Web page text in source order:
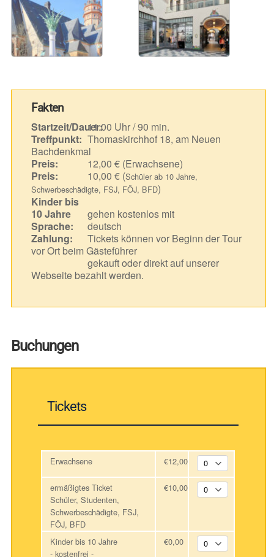
Fakten
Startzeit/Dauer:11.00 Uhr / 90 min.
Treffpunkt: Thomaskirchhof 18, am Neuen
Bachdenkmal
Preis:
12,00 € (Erwachsene)
Preis:
10,00 € (Schüler ab 10 Jahre,
Schwerbeschädigte, FSJ, FÖJ, BFD)
Kinder bis
10 Jahre
gehen kostenlos mit
Sprache:
deutsch
Zahlung:
Tickets können vor Beginn der Tour
vor Ort beim Gästeführer
gekauft oder direkt auf unserer
Webseite bezahlt werden.
Buchungen
Tickets
Erwachsene €12,00
ermäßigtes Ticket
Schüler, Studenten,
Schwerbeschädigte, FSJ,
FÖJ, BFD
€10,00
Kinder bis 10 Jahre
- kostenfrei -
€0,00